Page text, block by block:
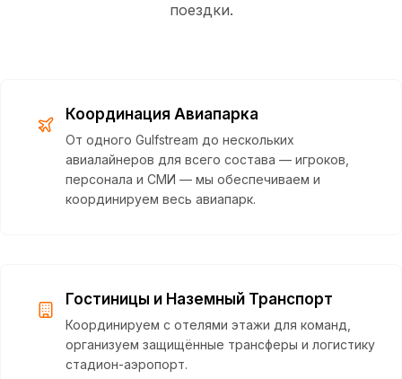
поездки.
Координация Авиапарка
От одного Gulfstream до нескольких
авиалайнеров для всего состава — игроков,
персонала и СМИ — мы обеспечиваем и
координируем весь авиапарк.
Гостиницы и Наземный Транспорт
Координируем с отелями этажи для команд,
организуем защищённые трансферы и логистику
стадион-аэропорт.